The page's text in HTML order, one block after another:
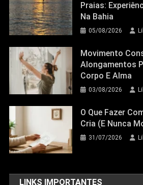
Praias:
Na Bahia
05/08/2026
Movimento
Alongamentos
Corpo E Alma
03/08/2026
O Que Fazer
Cria (e Nunca
31/07/2026
LINKS IMPORTANTES